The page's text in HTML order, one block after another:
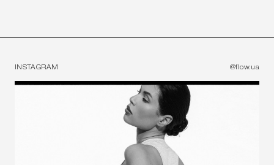
ЗАРЕГИСТРИРОВАТЬСЯ
INSTAGRAM @flow.ua